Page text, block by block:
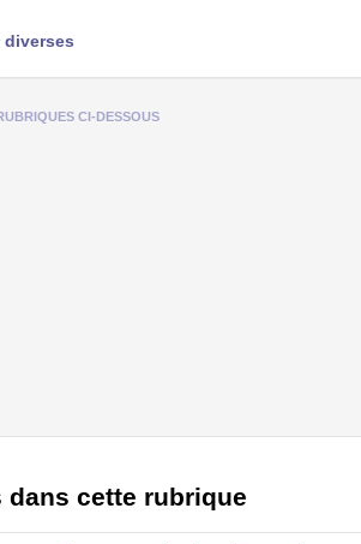
CI-DESSOUS
cette rubrique